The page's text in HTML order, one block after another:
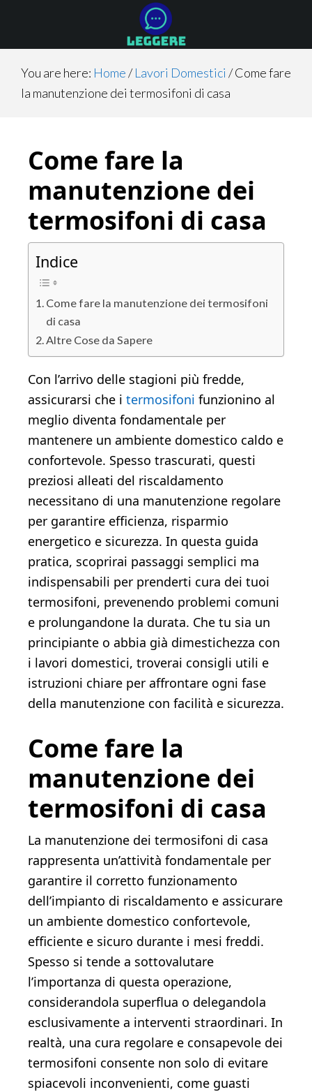
main
content
primary
sidebar
footer
You are here: Home/ Lavori Domestici /Come fare
la manutenzione dei termosifoni di casa
Come fare la
manutenzione dei
termosifoni di casa
Indice
Come fare la manutenzione dei termosifoni
di casa
Altre Cose da Sapere
Con l’arrivo delle stagioni più fredde,
assicurarsi che i termosifoni funzionino al
meglio diventa fondamentale per
mantenere un ambiente domestico caldo e
confortevole. Spesso trascurati, questi
preziosi alleati del riscaldamento
necessitano di una manutenzione regolare
per garantire efficienza, risparmio
energetico e sicurezza. In questa guida
pratica, scoprirai passaggi semplici ma
indispensabili per prenderti cura dei tuoi
termosifoni, prevenendo problemi comuni
e prolungandone la durata. Che tu sia un
principiante o abbia già dimestichezza con
i lavori domestici, troverai consigli utili e
istruzioni chiare per affrontare ogni fase
della manutenzione con facilità e sicurezza.
Come fare la
manutenzione dei
termosifoni di casa
La manutenzione dei termosifoni di casa
rappresenta un’attività fondamentale per
garantire il corretto funzionamento
dell’impianto di riscaldamento e assicurare
un ambiente domestico confortevole,
efficiente e sicuro durante i mesi freddi.
Spesso si tende a sottovalutare
l’importanza di questa operazione,
considerandola superflua o delegandola
esclusivamente a interventi straordinari. In
realtà, una cura regolare e consapevole dei
termosifoni consente non solo di evitare
spiacevoli inconvenienti, come guasti